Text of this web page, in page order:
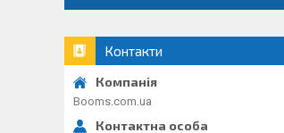
Контакти
Booms.com.ua